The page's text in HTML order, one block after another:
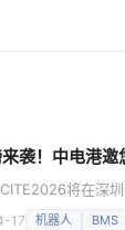
！中电港邀您
将在深圳
面展示从端到云
17 机器人 BMS